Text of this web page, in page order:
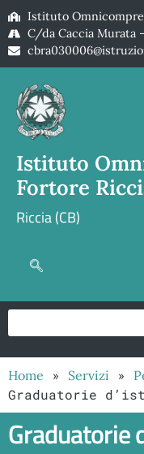
Istituto
C/da Caccia Murata
Istituto
Fortore
Riccia (CB)
Home » Servizi »
Graduatorie
Graduatorie